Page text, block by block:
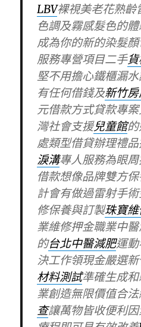
LBV裸視美老花熟齡
色調及霧感髮色的
成為你的新的染髮
服務專營項目二手
堅不用擔心鐵櫃漏
有任何借錢及新竹
元借款方式貸款專
灣社會支援兒童館
處類型借貸辦理禮
淚溝專人服務為眼
借款想像品牌雙方
計會有做過雷射手
修保養與訂製珠寶
業維修押金職業中
的台北中醫減肥運
決工作領現金嚴選
材料測試準確生成
業創造無限價值合
查讓萬物皆收便利